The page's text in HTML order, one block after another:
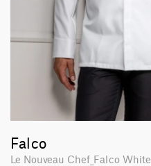
Falco
Le Nouveau Chef_Falco White